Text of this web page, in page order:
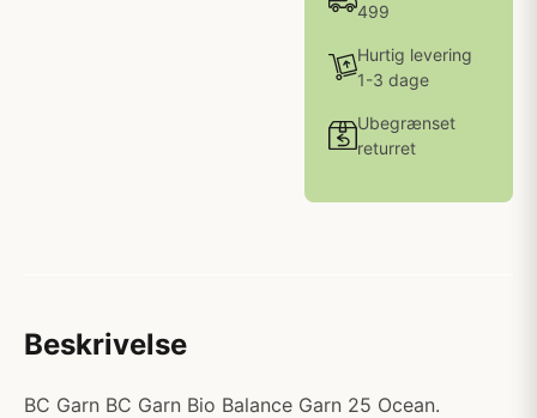
499
Hurtig levering
1-3 dage
Ubegrænset
returret
Beskrivelse
BC Garn BC Garn Bio Balance Garn 25 Ocean.